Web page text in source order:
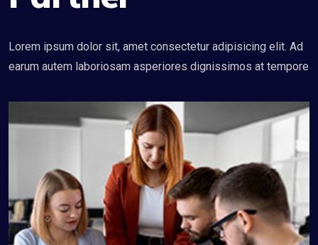
Lorem ipsum dolor sit, amet consectetur adipisicing elit. Ad
earum autem laboriosam asperiores dignissimos at tempore